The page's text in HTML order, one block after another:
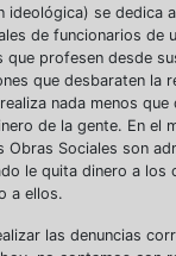
ideológica) se dedica
de funcionarios de
que profesen desde
que desbaraten la
nada menos
de la gente. En el
Obras Sociales son
le quita dinero a los
a ellos.
las denuncias